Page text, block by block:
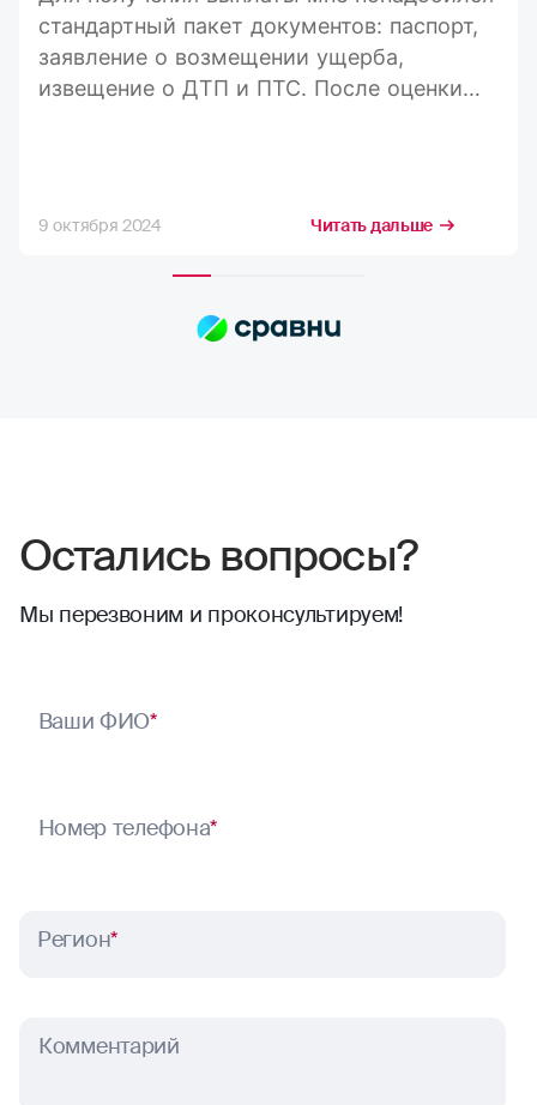
стандартный пакет документов: паспорт,
заявление о возмещении ущерба,
извещение о ДТП и ПТС. После оценки
стремлюсь получить максимально
полностью устраивает расчёт страховых
договору, и их хватает на качественный
9 октября 2024 Читать дальше
Остались вопросы?
Мы перезвоним и проконсультируем!
Ваши ФИО*
Номер телефона*
Регион*
Комментарий